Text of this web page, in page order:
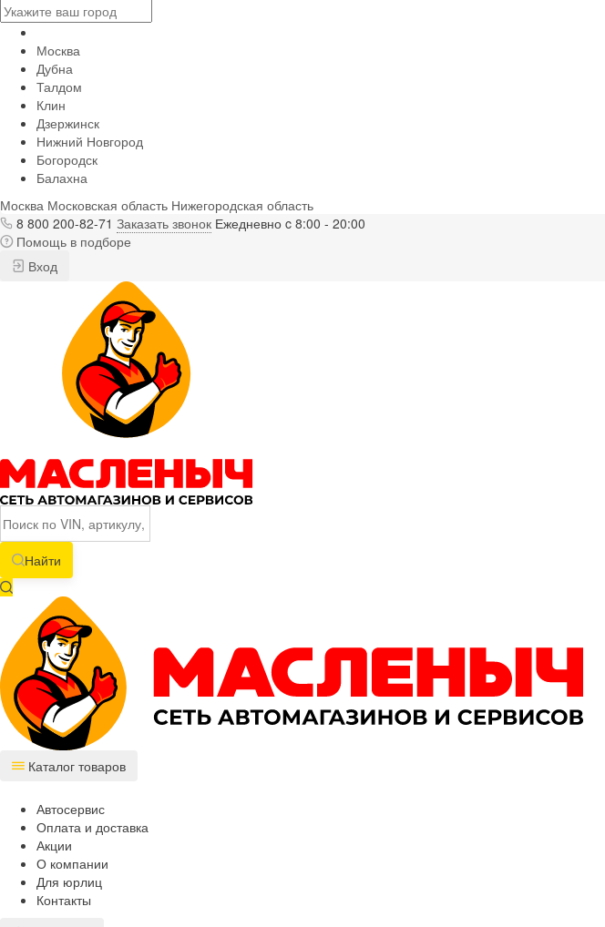
Москва
Дубна
Талдом
Клин
Дзержинск
Нижний Новгород
Богородск
Балахна
Москва Московская область Нижегородская область
8 800 200-82-71 Заказать звонок Ежедневно c 8:00 - 20:00
Помощь в подборе
Вход
Найти
Каталог товаров
Автосервис
Оплата и доставка
Акции
О компании
Для юрлиц
Контакты